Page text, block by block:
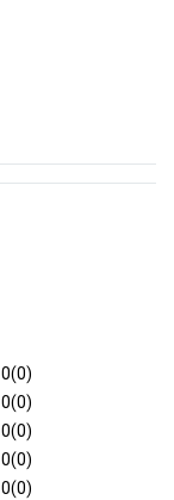
0(0)
0(0)
0(0)
0(0)
0(0)